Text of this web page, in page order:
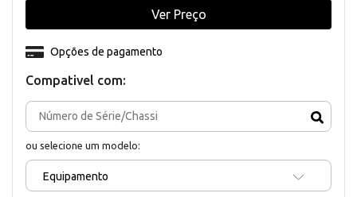
Compativel com:
ou selecione um modelo:
Equipamento
Opções de pagamento
Ver Preço